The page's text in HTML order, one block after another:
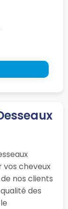
vos cheveux
nos clients
des